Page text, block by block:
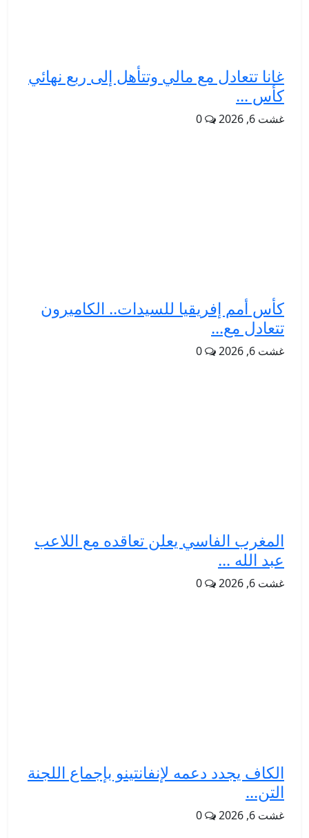
غانا تتعادل مع مالي وتتأهل إلى ربع نهائي
كأس ...
غشت 6, 2026 0
كأس أمم إفريقيا للسيدات.. الكاميرون
تتعادل مع...
غشت 6, 2026 0
المغرب الفاسي يعلن تعاقده مع اللاعب
عبد الله ...
غشت 6, 2026 0
الكاف يجدد دعمه لإنفانتينو بإجماع اللجنة
التن...
غشت 6, 2026 0